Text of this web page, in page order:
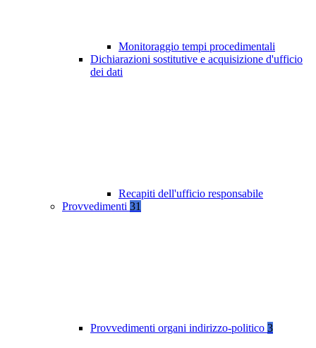
Monitoraggio tempi procedimentali
Dichiarazioni sostitutive e acquisizione d'ufficio
dei dati
Recapiti dell'ufficio responsabile
Provvedimenti 31
Provvedimenti organi indirizzo-politico 3